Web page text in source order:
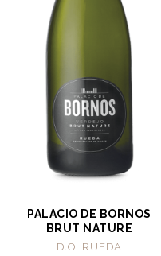
PALACIO DE BORNOS
BRUT NATURE
D.O. RUEDA